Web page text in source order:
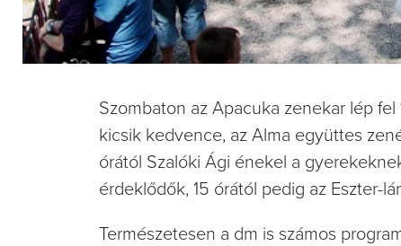
Szombaton az Apacuka zenekar lép fel
kicsik kedvence, az Alma együttes
órától Szalóki Ági énekel a
érdeklődők, 15 órától pedig az Eszter-
Természetesen a dm is számos